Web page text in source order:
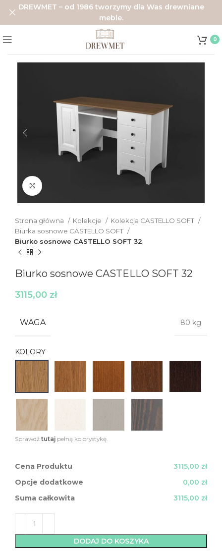
0
Strona główna Kolekcje
Kolekcja CASTELLO SOFT
Biurka sosnowe CASTELLO SOFT
Biurko sosnowe CASTELLO SOFT 32
Biurko sosnowe CASTELLO SOFT 32
3115,00 zł
WAGA 80 kg
KOLORY
Sprawdź tutaj pełną kolorystykę.
Cena Produktu
3115,00 zł
Opcje dodatkowe
0,00 zł
Suma całkowita
3115,00 zł
DODAJ DO KOSZYKA
DREWMET – od 1986 tworzymy dla Was drewniane
meble.